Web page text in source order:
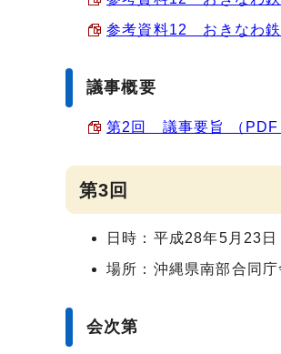
参考資料12 おきなわ鉄
議事概要
第2回 議事要旨 （PDF
第3回
日時：平成28年5月23
場所：沖縄県南部合同
会次第